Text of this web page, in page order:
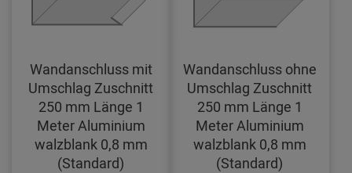
Wandanschluss mit
Umschlag Zuschnitt
250 mm Länge 1
Meter Aluminium
walzblank 0,8 mm
(Standard)
Wandanschluss ohne
Umschlag Zuschnitt
250 mm Länge 1
Meter Aluminium
walzblank 0,8 mm
(Standard)